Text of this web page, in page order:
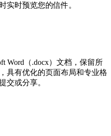
实时预览您的信件。
Word（.docx）文档，保留所
具有优化的页面布局和专业格
交或分享。